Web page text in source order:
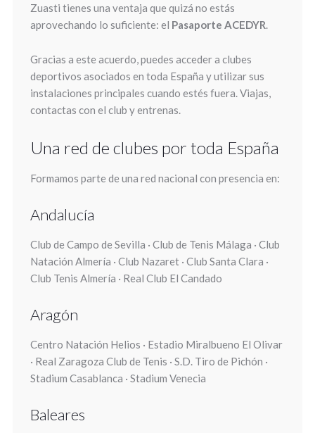
Zuasti tienes una ventaja que quizá no estás
aprovechando lo suficiente: el Pasaporte ACEDYR.
Gracias a este acuerdo, puedes acceder a clubes
deportivos asociados en toda España y utilizar sus
instalaciones principales cuando estés fuera. Viajas,
contactas con el club y entrenas.
Una red de clubes por toda España
Formamos parte de una red nacional con presencia en:
Andalucía
Club de Campo de Sevilla · Club de Tenis Málaga · Club
Natación Almería · Club Nazaret · Club Santa Clara ·
Club Tenis Almería · Real Club El Candado
Aragón
Centro Natación Helios · Estadio Miralbueno El Olivar
· Real Zaragoza Club de Tenis · S.D. Tiro de Pichón ·
Stadium Casablanca · Stadium Venecia
Baleares